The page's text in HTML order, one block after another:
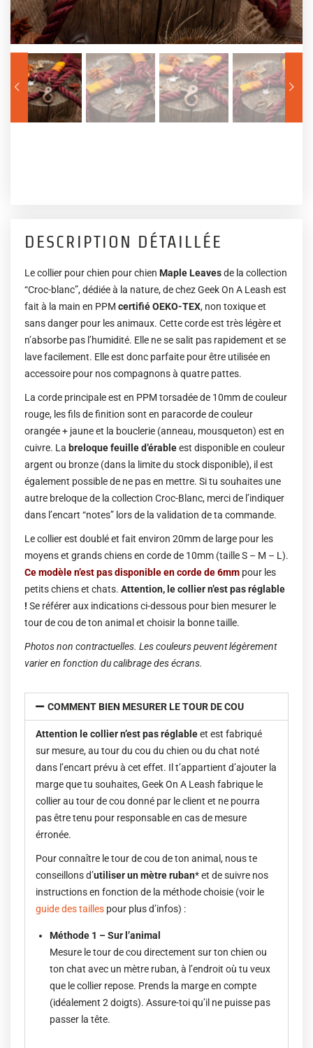
DESCRIPTION DÉTAILLÉE
Le collier pour chien pour chien Maple Leavesde la collection
“Croc-blanc”, dédiée à la nature, de chez Geek On A Leash est
fait à la main en PPM certifié OEKO-TEX, non toxique et
sans danger pour les animaux. Cette corde est très légère et
n’absorbe pas l’humidité. Elle ne se salit pas rapidement et se
lave facilement. Elle est donc parfaite pour être utilisée en
accessoire pour nos compagnons à quatre pattes.
La corde principale est en PPM torsadée de 10mm de couleur
rouge, les fils de finition sont en paracorde de couleur
orangée + jaune et la bouclerie (anneau, mousqueton) est en
cuivre. La breloque feuille d’érableest disponible en couleur
argent ou bronze (dans la limite du stock disponible), il est
également possible de ne pas en mettre. Si tu souhaites une
autre breloque de la collection Croc-Blanc, merci de l’indiquer
dans l’encart “notes” lors de la validation de ta commande.
Le collier est doublé et fait environ 20mm de large pour les
moyens et grands chiens en corde de 10mm (taille S – M – L).
Ce modèle n’est pas disponible en corde de 6mm pour les
petits chiens et chats. Attention, le collier n’est pas réglable
! Se référer aux indications ci-dessous pour bien mesurer le
tour de cou de ton animal et choisir la bonne taille.
Photos non contractuelles. Les couleurs peuvent légèrement
varier en fonction du calibrage des écrans.
COMMENT BIEN MESURER LE TOUR DE COU
Attention le collier n’est pas réglableet est fabriqué
sur mesure, au tour du cou du chien ou du chat noté
dans l’encart prévu à cet effet. Il t’appartient d’ajouter la
marge que tu souhaites, Geek On A Leash fabrique le
collier au tour de cou donné par le client et ne pourra
pas être tenu pour responsable en cas de mesure
érronée.
Pour connaître le tour de cou de ton animal, nous te
conseillons d’utiliser un mètre ruban* et de suivre nos
instructions en fonction de la méthode choisie (voir le
guide des tailles pour plus d’infos) :
Méthode 1 – Sur l’animal
Mesure le tour de cou directement sur ton chien ou
ton chat avec un mètre ruban, à l’endroit où tu veux
que le collier repose. Prends la marge en compte
(idéalement 2 doigts). Assure-toi qu’il ne puisse pas
passer la tête.